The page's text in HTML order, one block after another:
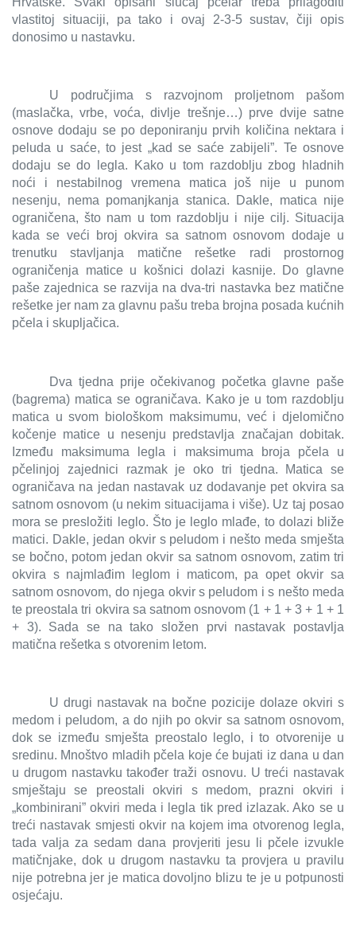
vlastitoj situaciji, pa tako i ovaj 2-3-5 sustav, čiji opis
donosimo u nastavku.
U područjima s razvojnom proljetnom pašom
(maslačka, vrbe, voća, divlje trešnje…) prve dvije satne
osnove dodaju se po deponiranju prvih količina nektara i
peluda u saće, to jest „kad se saće zabijeli”. Te osnove
dodaju se do legla. Kako u tom razdoblju zbog hladnih
noći i nestabilnog vremena matica još nije u punom
nesenju, nema pomanjkanja stanica. Dakle, matica nije
ograničena, što nam u tom razdoblju i nije cilj. Situacija
kada se veći broj okvira sa satnom osnovom dodaje u
trenutku stavljanja matične rešetke radi prostornog
ograničenja matice u košnici dolazi kasnije. Do glavne
paše zajednica se razvija na dva-tri nastavka bez matične
rešetke jer nam za glavnu pašu treba brojna posada kućnih
pčela i skupljačica.
Dva tjedna prije očekivanog početka glavne paše
(bagrema) matica se ograničava. Kako je u tom razdoblju
matica u svom biološkom maksimumu, već i djelomično
kočenje matice u nesenju predstavlja značajan dobitak.
Između maksimuma legla i maksimuma broja pčela u
pčelinjoj zajednici razmak je oko tri tjedna. Matica se
ograničava na jedan nastavak uz dodavanje pet okvira sa
satnom osnovom (u nekim situacijama i više). Uz taj posao
mora se presložiti leglo. Što je leglo mlađe, to dolazi bliže
matici. Dakle, jedan okvir s peludom i nešto meda smješta
se bočno, potom jedan okvir sa satnom osnovom, zatim tri
okvira s najmlađim leglom i maticom, pa opet okvir sa
satnom osnovom, do njega okvir s peludom i s nešto meda
te preostala tri okvira sa satnom osnovom (1 + 1 + 3 + 1 + 1
+ 3). Sada se na tako složen prvi nastavak postavlja
matična rešetka s otvorenim letom.
U drugi nastavak na bočne pozicije dolaze okviri s
medom i peludom, a do njih po okvir sa satnom osnovom,
dok se između smješta preostalo leglo, i to otvorenije u
sredinu. Mnoštvo mladih pčela koje će bujati iz dana u dan
u drugom nastavku također traži osnovu. U treći nastavak
smještaju se preostali okviri s medom, prazni okviri i
„kombinirani” okviri meda i legla tik pred izlazak. Ako se u
treći nastavak smjesti okvir na kojem ima otvorenog legla,
tada valja za sedam dana provjeriti jesu li pčele izvukle
matičnjake, dok u drugom nastavku ta provjera u pravilu
nije potrebna jer je matica dovoljno blizu te je u potpunosti
osjećaju.